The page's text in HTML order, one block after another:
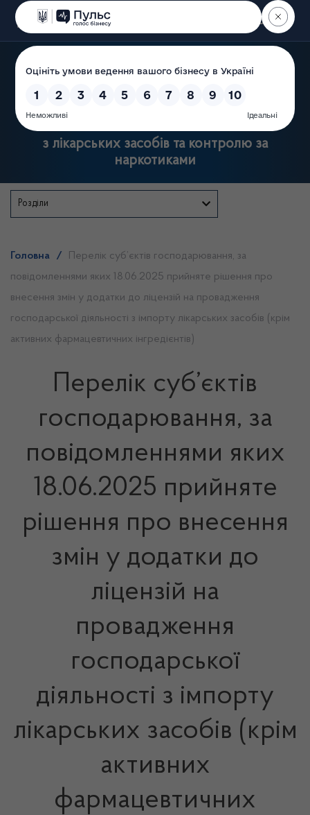
Пошук
Державна служба України
з лікарських засобів та контролю за
наркотиками
Розділи
Головна /
Перелік суб’єктів господарювання, за
повідомленнями яких 18.06.2025 прийняте рішення про
внесення змін у додатки до ліцензій на провадження
господарської діяльності з імпорту лікарських засобів (крім
активних фармацевтичних інгредієнтів)
Перелік суб’єктів
господарювання, за
повідомленнями яких
18.06.2025 прийняте
рішення про внесення
змін у додатки до
ліцензій на
провадження
господарської
діяльності з імпорту
лікарських засобів (крім
активних
фармацевтичних